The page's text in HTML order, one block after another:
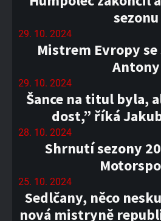
sezonu
29. 10. 2024
Mistrem Evropy
Antony
29. 10. 2024
Šance na titul byla,
dost,” říká
28. 10. 2024
Shrnutí sezony
25. 10. 2024
Sedlčany, něco
nová mistryně